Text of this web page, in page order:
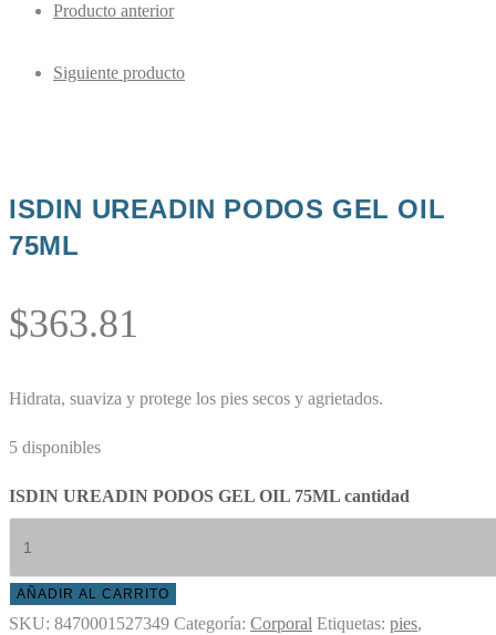
Producto anterior
Siguiente producto
ISDIN UREADIN PODOS GEL OIL
75ML
$363.81
Hidrata, suaviza y protege los pies secos y agrietados.
5 disponibles
ISDIN UREADIN PODOS GEL OIL 75ML cantidad
AÑADIR AL CARRITO
SKU: 8470001527349 Categoría: Corporal Etiquetas: pies,